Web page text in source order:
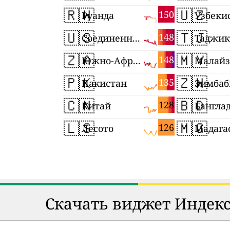
🇷🇼 150
Руанда
🇺🇸 148
Соединенные Штаты
🇿🇦 148
Южно-Африканская Республика
🇵🇰 135
Пакистан
🇨🇳 128
Китай
🇱🇸 126
Лесото
🇺🇿
🇹🇯
🇲🇾
🇿🇼
🇧🇩
🇲🇬
Скачать виджет